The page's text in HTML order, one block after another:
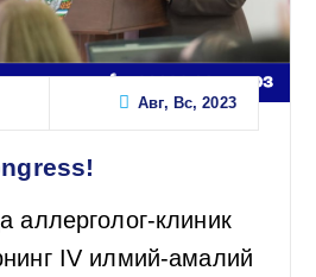
Авг, Вс, 2023
аллерголог-клиник
IV илмий-амалий